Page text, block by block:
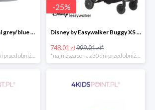
Babycook® Original grey/blue Beaba
*najniższa cena z 30 dni przed obniżką
-25%
Disney by Easywalker Buggy XS Wózek spacerowy z osłonką przeciwdeszczową Mickey Shield
748.01 zł999.01 zł*
*najniższa cena z 30 dni przed obniżką